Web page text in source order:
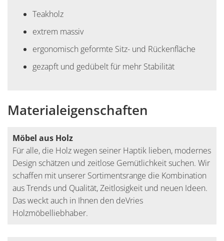
Teakholz
extrem massiv
ergonomisch geformte Sitz- und Rückenfläche
gezapft und gedübelt für mehr Stabilität
Materialeigenschaften
Möbel aus Holz
Für alle, die Holz wegen seiner Haptik lieben, modernes
Design schätzen und zeitlose Gemütlichkeit suchen. Wir
schaffen mit unserer Sortimentsrange die Kombination
aus Trends und Qualität, Zeitlosigkeit und neuen Ideen.
Das weckt auch in Ihnen den deVries
Holzmöbelliebhaber.